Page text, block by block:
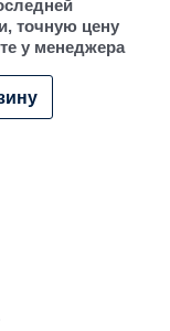
точную цену
у менеджера